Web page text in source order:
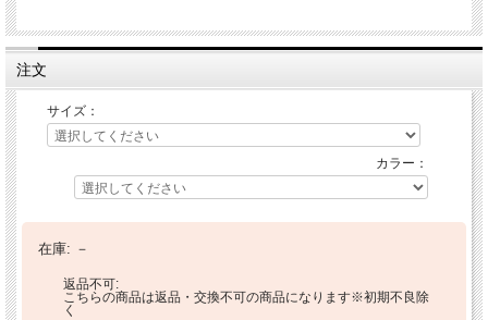
注文
サイズ：
カラー：
在庫: －
返品不可:
こちらの商品は返品・交換不可の商品になります※初期不良除
く